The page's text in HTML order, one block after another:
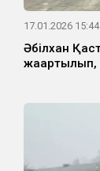
17.01.2026 15:44
Әбілхан